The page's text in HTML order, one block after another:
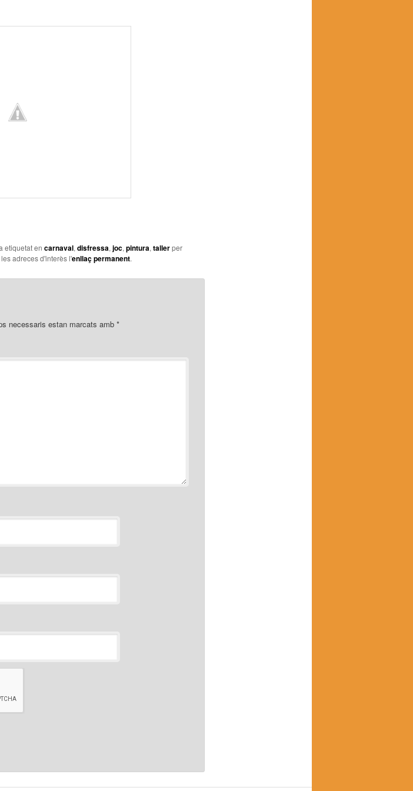
etiquetat en carnaval, disfressa, joc, pintura, tallerper
adreces d'interès l'enllaç permanent.
necessaris estan marcats amb *